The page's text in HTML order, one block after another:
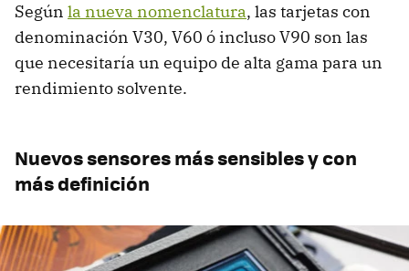
Según la nueva nomenclatura, las tarjetas con
denominación V30, V60 ó incluso V90 son las
que necesitaría un equipo de alta gama para un
rendimiento solvente.
Nuevos sensores más sensibles y con
más definición